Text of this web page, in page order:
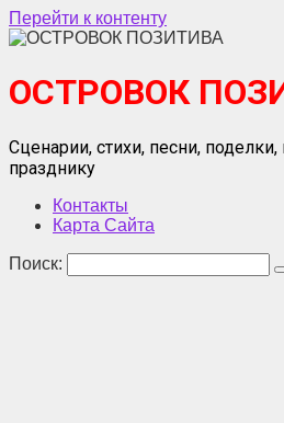
Перейти к контенту
ОСТРОВОК
Сценарии, стихи, песни,
празднику
Контакты
Карта Сайта
Поиск: